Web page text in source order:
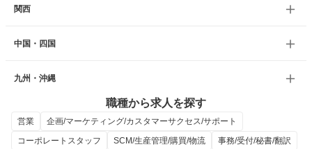
関西
中国・四国
九州・沖縄
職種から求人を探す
営業
企画/マーケティング/カスタマーサクセス/サポート
コーポレートスタッフ
SCM/生産管理/購買/物流
事務/受付/秘書/翻訳